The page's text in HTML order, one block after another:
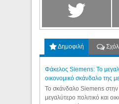
Δημοφιλή
Φάκελος Siemens: Το
οικονομικό σκάνδαλο της
Το σκάνδαλο Siemens στην
μεγαλύτερο πολιτικό και